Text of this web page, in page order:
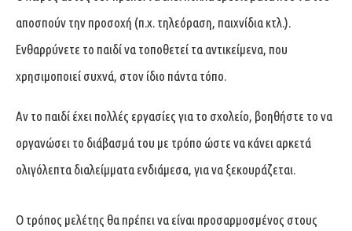
αποσπούν την προσοχή (π.χ. τηλεόραση, παιχνίδια κτλ.).
Ενθαρρύνετε το παιδί να τοποθετεί τα αντικείμενα, που
χρησιμοποιεί συχνά, στον ίδιο πάντα τόπο.
Αν το παιδί έχει πολλές εργασίες για το σχολείο, βοηθήστε το να
οργανώσει το διάβασμά του με τρόπο ώστε να κάνει αρκετά
ολιγόλεπτα διαλείμματα ενδιάμεσα, για να ξεκουράζεται.
Ο τρόπος μελέτης θα πρέπει να είναι προσαρμοσμένος στους